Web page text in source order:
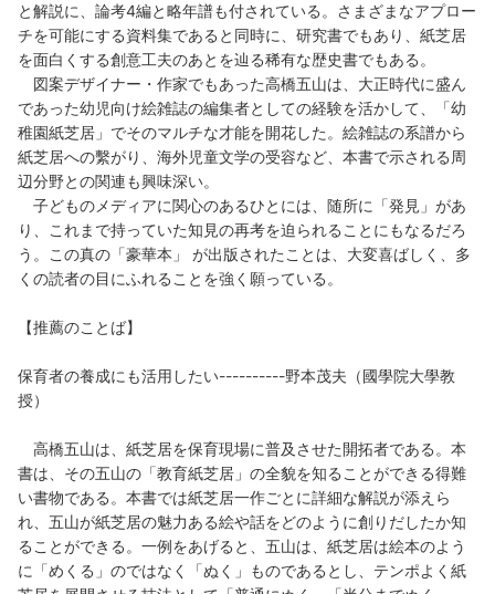
と解説に、論考4編と略年譜も付されている。さまざまなアプロー
チを可能にする資料集であると同時に、研究書でもあり、紙芝居
を面白くする創意工夫のあとを辿る稀有な歴史書でもある。
図案デザイナー・作家でもあった高橋五山は、大正時代に盛ん
であった幼児向け絵雑誌の編集者としての経験を活かして、「幼
稚園紙芝居」でそのマルチな才能を開花した。絵雑誌の系譜から
紙芝居への繫がり、海外児童文学の受容など、本書で示される周
辺分野との関連も興味深い。
子どものメディアに関心のあるひとには、随所に「発見」があ
り、これまで持っていた知見の再考を迫られることにもなるだろ
う。この真の「豪華本」 が出版されたことは、大変喜ばしく、多
くの読者の目にふれることを強く願っている。
【推薦のことば】
保育者の養成にも活用したい----------野本茂夫（國學院大學教
授）
高橋五山は、紙芝居を保育現場に普及させた開拓者である。本
書は、その五山の「教育紙芝居」の全貌を知ることができる得難
い書物である。本書では紙芝居一作ごとに詳細な解説が添えら
れ、五山が紙芝居の魅力ある絵や話をどのように創りだしたか知
ることができる。一例をあげると、五山は、紙芝居は絵本のよう
に「めくる」のではなく「ぬく」ものであるとし、テンポよく紙